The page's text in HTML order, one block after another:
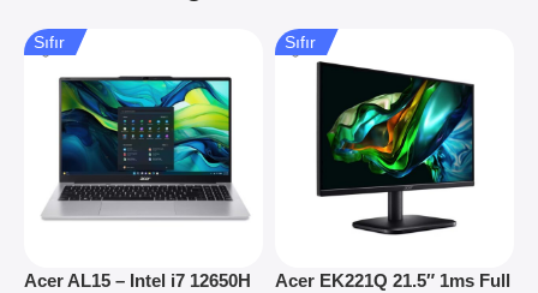
Sıfır
Acer AL15 – Intel i7 12650H
Sıfır
Acer EK221Q 21.5″ 1ms Full